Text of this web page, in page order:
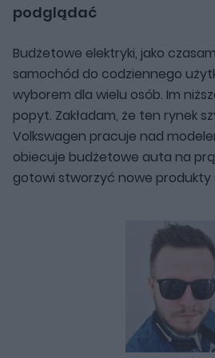
podglądać
Budżetowe elektryki, jako
samochód do codziennego
wyborem dla wielu osób. Im
popyt. Zakładam, że ten rynek
Volkswagen pracuje nad
obiecuje budżetowe auta na
gotowi stworzyć nowe produkty